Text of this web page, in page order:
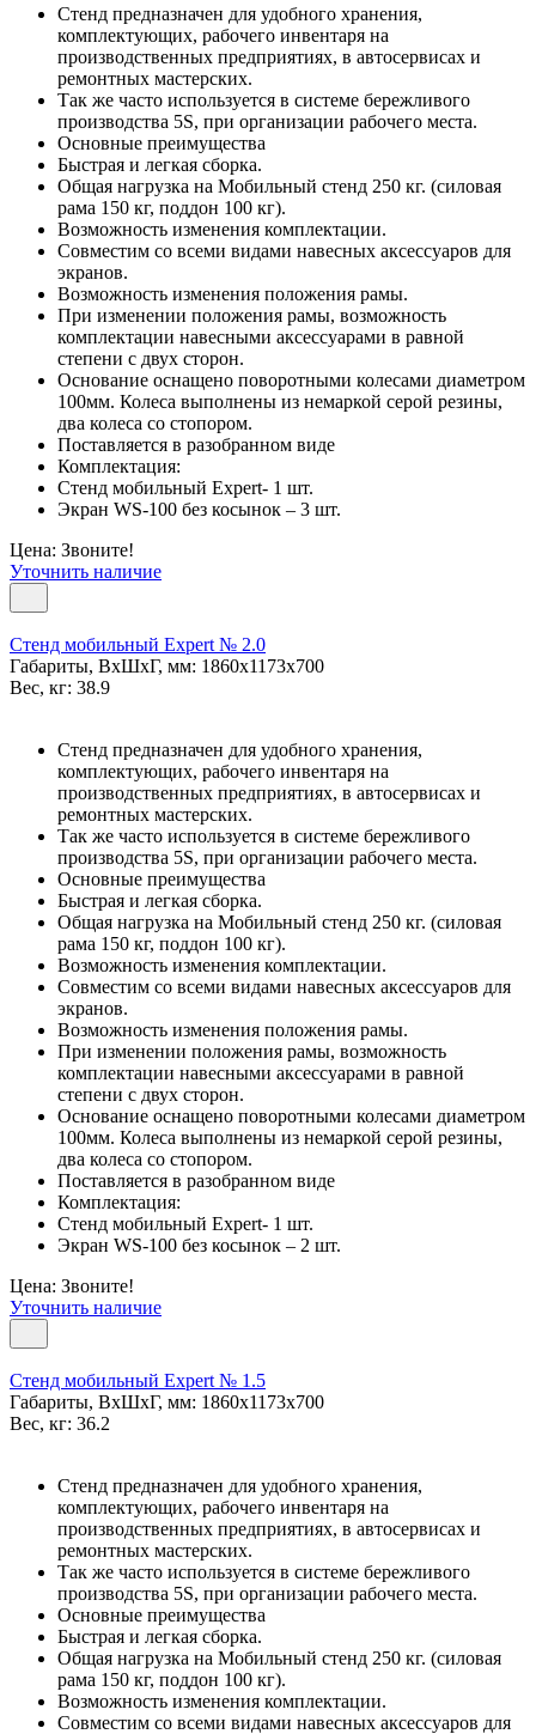
Стенд предназначен для удобного хранения,
комплектующих, рабочего инвентаря на
производственных предприятиях, в автосервисах и
ремонтных мастерских.
Так же часто используется в системе бережливого
производства 5S, при организации рабочего места.
Основные преимущества
Быстрая и легкая сборка.
Общая нагрузка на Мобильный стенд 250 кг. (силовая
рама 150 кг, поддон 100 кг).
Возможность изменения комплектации.
Совместим со всеми видами навесных аксессуаров для
экранов.
Возможность изменения положения рамы.
При изменении положения рамы, возможность
комплектации навесными аксессуарами в равной
степени с двух сторон.
Основание оснащено поворотными колесами диаметром
100мм. Колеса выполнены из немаркой серой резины,
два колеса со стопором.
Поставляется в разобранном виде
Комплектация:
Стенд мобильный Expert- 1 шт.
Экран WS-100 без косынок – 3 шт.
Цена: Звоните!
Уточнить наличие
Стенд мобильный Expert № 2.0
Габариты, ВxШxГ, мм: 1860x1173x700
Вес, кг: 38.9
Стенд предназначен для удобного хранения,
комплектующих, рабочего инвентаря на
производственных предприятиях, в автосервисах и
ремонтных мастерских.
Так же часто используется в системе бережливого
производства 5S, при организации рабочего места.
Основные преимущества
Быстрая и легкая сборка.
Общая нагрузка на Мобильный стенд 250 кг. (силовая
рама 150 кг, поддон 100 кг).
Возможность изменения комплектации.
Совместим со всеми видами навесных аксессуаров для
экранов.
Возможность изменения положения рамы.
При изменении положения рамы, возможность
комплектации навесными аксессуарами в равной
степени с двух сторон.
Основание оснащено поворотными колесами диаметром
100мм. Колеса выполнены из немаркой серой резины,
два колеса со стопором.
Поставляется в разобранном виде
Комплектация:
Стенд мобильный Expert- 1 шт.
Экран WS-100 без косынок – 2 шт.
Цена: Звоните!
Уточнить наличие
Стенд мобильный Expert № 1.5
Габариты, ВxШxГ, мм: 1860x1173x700
Вес, кг: 36.2
Стенд предназначен для удобного хранения,
комплектующих, рабочего инвентаря на
производственных предприятиях, в автосервисах и
ремонтных мастерских.
Так же часто используется в системе бережливого
производства 5S, при организации рабочего места.
Основные преимущества
Быстрая и легкая сборка.
Общая нагрузка на Мобильный стенд 250 кг. (силовая
рама 150 кг, поддон 100 кг).
Возможность изменения комплектации.
Совместим со всеми видами навесных аксессуаров для